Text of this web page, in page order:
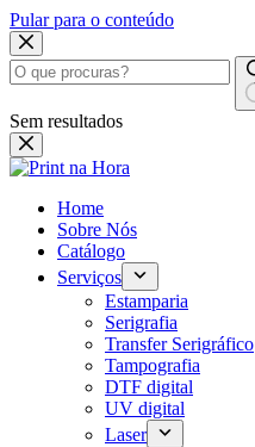
Pular para o conteúdo
Sem resultados
Home
Sobre Nós
Catálogo
Serviços
Estamparia
Serigrafia
Transfer Serigráfico
Tampografia
DTF digital
UV digital
Laser